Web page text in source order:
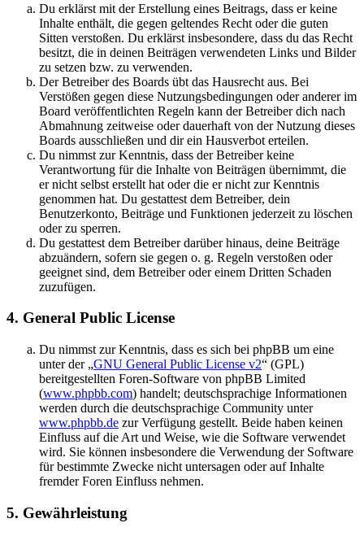
Du erklärst mit der Erstellung eines Beitrags, dass er keine
Inhalte enthält, die gegen geltendes Recht oder die guten
Sitten verstoßen. Du erklärst insbesondere, dass du das Recht
besitzt, die in deinen Beiträgen verwendeten Links und Bilder
zu setzen bzw. zu verwenden.
Der Betreiber des Boards übt das Hausrecht aus. Bei
Verstößen gegen diese Nutzungsbedingungen oder anderer im
Board veröffentlichten Regeln kann der Betreiber dich nach
Abmahnung zeitweise oder dauerhaft von der Nutzung dieses
Boards ausschließen und dir ein Hausverbot erteilen.
Du nimmst zur Kenntnis, dass der Betreiber keine
Verantwortung für die Inhalte von Beiträgen übernimmt, die
er nicht selbst erstellt hat oder die er nicht zur Kenntnis
genommen hat. Du gestattest dem Betreiber, dein
Benutzerkonto, Beiträge und Funktionen jederzeit zu löschen
oder zu sperren.
Du gestattest dem Betreiber darüber hinaus, deine Beiträge
abzuändern, sofern sie gegen o. g. Regeln verstoßen oder
geeignet sind, dem Betreiber oder einem Dritten Schaden
zuzufügen.
4. General Public License
Du nimmst zur Kenntnis, dass es sich bei phpBB um eine
unter der „GNU General Public License v2“ (GPL)
bereitgestellten Foren-Software von phpBB Limited
(www.phpbb.com) handelt; deutschsprachige Informationen
werden durch die deutschsprachige Community unter
www.phpbb.de zur Verfügung gestellt. Beide haben keinen
Einfluss auf die Art und Weise, wie die Software verwendet
wird. Sie können insbesondere die Verwendung der Software
für bestimmte Zwecke nicht untersagen oder auf Inhalte
fremder Foren Einfluss nehmen.
5. Gewährleistung